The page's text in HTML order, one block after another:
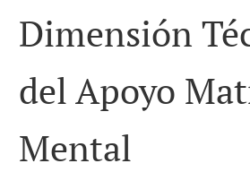
Dimensión
del Apoyo
Mental